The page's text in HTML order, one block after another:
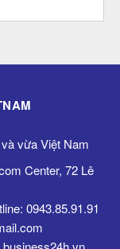
vừa Việt Nam
Center, 72 Lê
0943.85.91.91